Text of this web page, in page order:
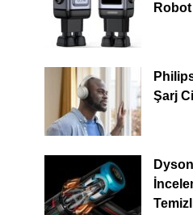
Robot
Şarj